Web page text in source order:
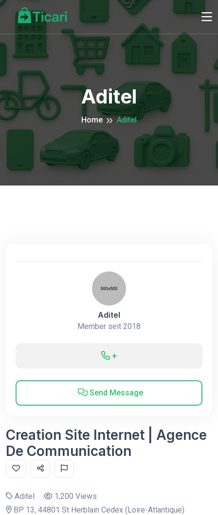
Aditel
Home Aditel
Aditel
Member seit 2018
+
Send Message
Creation Site Internet | Agence
De Communication
Aditel
1,200 Views
BP 13, 44801 St Herblain Cedex (Loire-Atlantique)